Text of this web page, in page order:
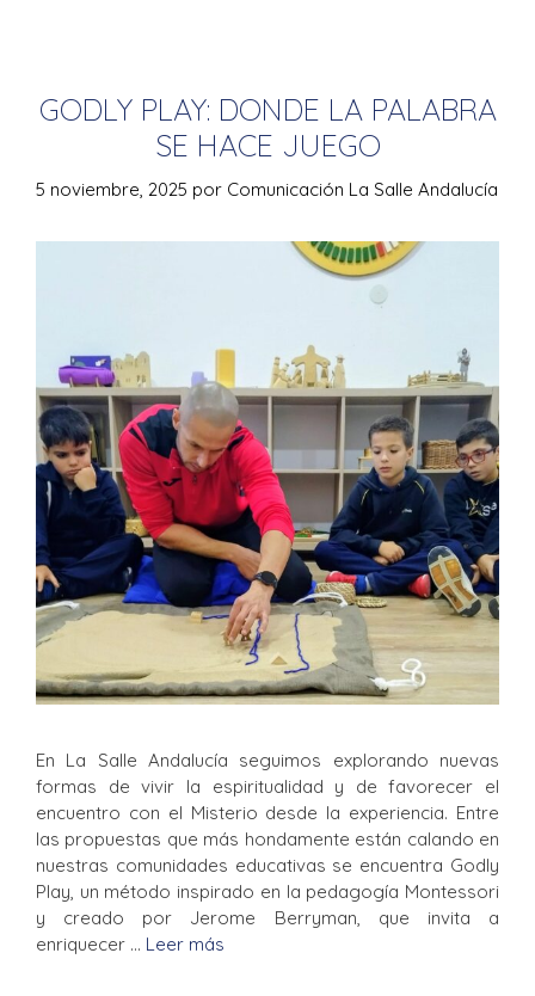
GODLY PLAY: DONDE LA PALABRA
SE HACE JUEGO
5 noviembre, 2025 por Comunicación La Salle Andalucía
En La Salle Andalucía seguimos explorando nuevas
formas de vivir la espiritualidad y de favorecer el
encuentro con el Misterio desde la experiencia. Entre
las propuestas que más hondamente están calando en
nuestras comunidades educativas se encuentra Godly
Play, un método inspirado en la pedagogía Montessori
y creado por Jerome Berryman, que invita a
enriquecer … Leer más